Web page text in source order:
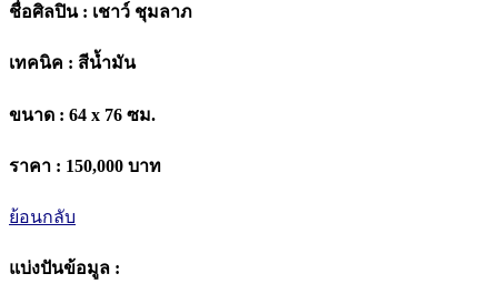
ชื่อศิลปิน : เชาว์ ชุมลาภ
เทคนิค : สีน้ำมัน
ขนาด : 64 x 76 ซม.
ราคา : 150,000 บาท
ย้อนกลับ
แบ่งปันข้อมูล :